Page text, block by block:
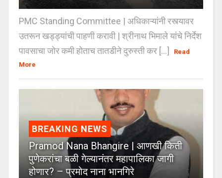
PMC Standing Committee | अधिकाऱ्यांनी रस्त्यावर
उतरून खड्ड्यांची पाहणी करावी | श्रीनाथ भिमाले यांचे निर्देश
पावसाचा जोर कमी होताच तातडीने दुरुस्ती कर [...]
Read
More
BREAKING NEWS
Pramod Nana Bhangire | आणखी किती
पुणेकरांचा बळी गेल्यानंतर महापालिका जागी
होणार? – प्रमोद नाना भानगिरे